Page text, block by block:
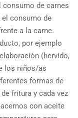
consumo de carnes
el consumo de
a la carne.
por ejemplo
(hervido,
los niños/as
formas de
fritura y cada vez
con aceite